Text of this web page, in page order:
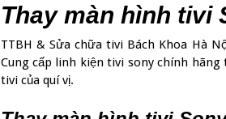
Thay màn hình tivi
TTBH & Sửa chữa tivi Bách Khoa Hà
Cung cấp linh kiện tivi sony chính hãng
tivi của quí vị.